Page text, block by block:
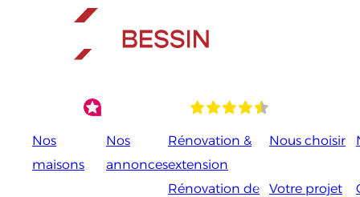
Nos
maisons
Nos
annonces
Rénovation &
extension
Rénovation de
Nous choisir
Votre projet